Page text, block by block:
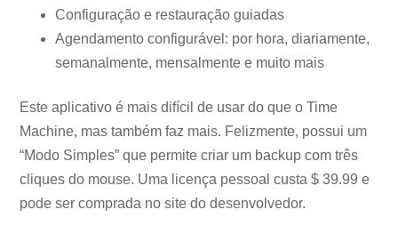
Configuração e restauração guiadas
Agendamento configurável: por hora, diariamente,
semanalmente, mensalmente e muito mais
Este aplicativo é mais difícil de usar do que o Time
Machine, mas também faz mais. Felizmente, possui um
“Modo Simples” que permite criar um backup com três
cliques do mouse. Uma licença pessoal custa $ 39.99 e
pode ser comprada no site do desenvolvedor.